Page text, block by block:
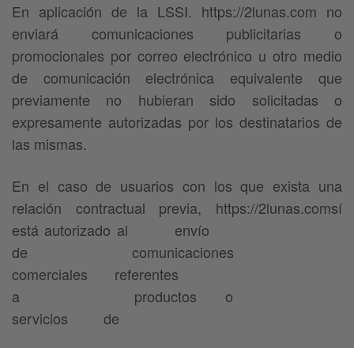
En aplicación de la LSSI. https://2lunas.com no
enviará comunicaciones publicitarias o
promocionales por correo electrónico u otro medio
de comunicación electrónica equivalente que
previamente no hubieran sido solicitadas o
expresamente autorizadas por los destinatarios de
las mismas.
En el caso de usuarios con los que exista una
relación contractual previa, https://2lunas.comsí
está autorizado al envío
de comunicaciones
comerciales referentes
a productos o
servicios de